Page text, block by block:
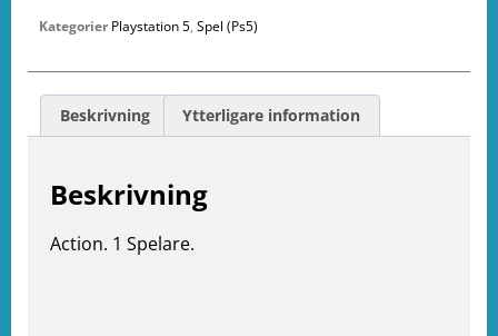
Kategorier Playstation 5, Spel (Ps5)
Beskrivning Ytterligare information
Beskrivning
Action. 1 Spelare.